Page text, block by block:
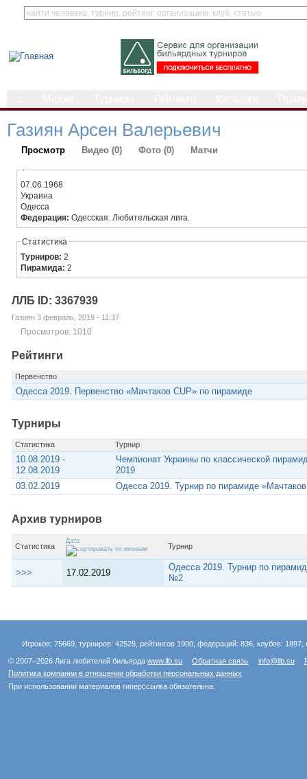
Газиян Арсен Валерьевич
Просмотр Видео (0) Фото (0) Матчи
-
07.06.1968
Украина
Одесса
Федерация:Одесская. Любительская лига.
Статистика
Турниров:2
Пирамида:2
ЛЛБ ID: 3367939
Газиян 3 февраль, 2019 - 11:37
Просмотров: 1010
Рейтинги
Первенство
Одесса 2019. Первенство «Мачтаков CUP» по пирамиде
Турниры
Статистика Турнир
10.08.2019 -
12.08.2019
Чемпионат Украины по классической
2019
03.02.2019
Одесса 2019. Турнир по пирамиде
Архив турниров
Статистика
Дата
Турнир
>>> 17.02.2019
Одесса 2019. Турнир по
№2
Игроков: 75669, турниров: 42528, рейтингов 1900, федераций: 836, клубов:
© 2007–2026 Лига любителей бильярдаwww.llb.su Обратная связь info@llb.su
Политика компании в отношении обработки персональных данных
При использовании материалов гиперссылка обязательна.